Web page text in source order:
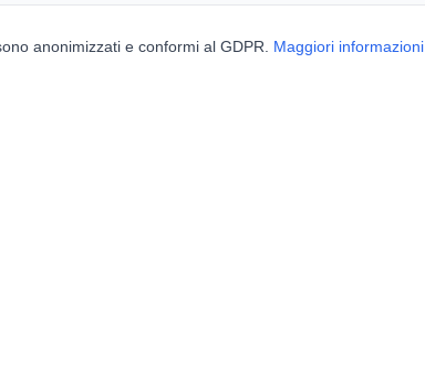
anonimizzati e conformi al GDPR. Maggiori informazioni